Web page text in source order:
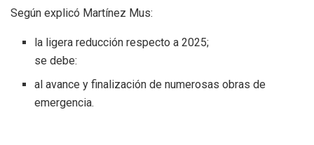
Según explicó Martínez Mus:
la ligera reducción respecto a 2025;
se debe:
al avance y finalización de numerosas obras de
emergencia.